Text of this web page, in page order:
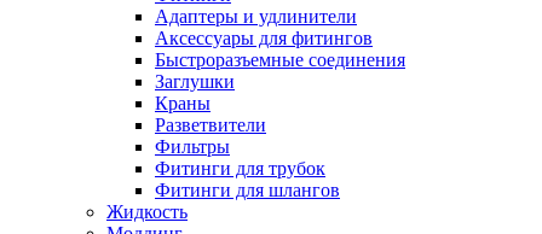
Адаптеры и удлинители
Аксессуары для фитингов
Быстроразъемные соединения
Заглушки
Краны
Разветвители
Фильтры
Фитинги для трубок
Фитинги для шлангов
Жидкость